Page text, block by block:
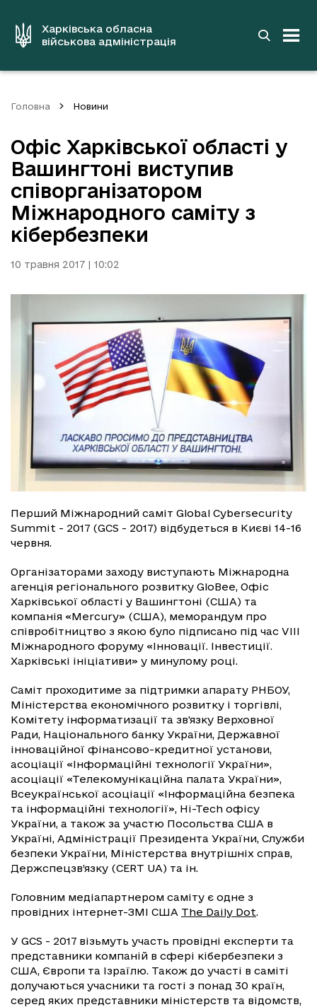
вмістуХарківська обласна
військова адміністрація
Головна Новини
Офіс Харківської області у
Вашингтоні виступив
співорганізатором
Міжнародного саміту з
кібербезпеки
10 травня 2017 | 10:02
Перший Міжнародний саміт Global Cybersecurity
Summit - 2017 (GCS - 2017) відбудеться в Києві 14-16
червня.
Організаторами заходу виступають Міжнародна
агенція регіонального розвитку GloBee, Офіс
Харківської області у Вашингтоні (США) та
компанія «Mercury» (США), меморандум про
співробітництво з якою було підписано під час VIII
Міжнародного форуму «Інновації. Інвестиції.
Харківські ініціативи» у минулому році.
Саміт проходитиме за підтримки апарату РНБОУ,
Міністерства економічного розвитку і торгівлі,
Комітету інформатизації та зв'язку Верховної
Ради, Національного банку України, Державної
інноваційної фінансово-кредитної установи,
асоціації «Інформаційні технології України»,
асоціації «Телекомунікаційна палата України»,
Всеукраїнської асоціації «Інформаційна безпека
та інформаційні технології», Hi-Tech офісу
України, а також за участю Посольства США в
Україні, Адміністрації Президента України, Служби
безпеки України, Міністерства внутрішніх справ,
Держспецзв’язку (CERT UA) та ін.
Головним медіапартнером саміту є одне з
провідних інтернет-ЗМІ США The Daily Dot.
У GCS - 2017 візьмуть участь провідні експерти та
представники компаній в сфері кібербезпеки з
США, Європи та Ізраїлю. Також до участі в саміті
долучаються учасники та гості з понад 30 країн,
серед яких представники міністерств та відомств,